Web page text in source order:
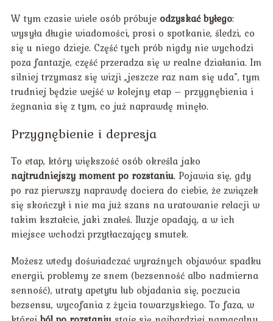
W tym czasie wiele osób próbuje odzyskać byłego:
wysyła długie wiadomości, prosi o spotkanie, śledzi, co
się u niego dzieje. Część tych prób nigdy nie wychodzi
poza fantazje, część przeradza się w realne działania. Im
silniej trzymasz się wizji „jeszcze raz nam się uda”, tym
trudniej będzie wejść w kolejny etap – przygnębienia i
żegnania się z tym, co już naprawdę minęło.
Przygnębienie i depresja
To etap, który większość osób określa jako
najtrudniejszy moment po rozstaniu. Pojawia się, gdy
po raz pierwszy naprawdę dociera do ciebie, że związek
się skończył i nie ma już szans na uratowanie relacji w
takim kształcie, jaki znałeś. Iluzje opadają, a w ich
miejsce wchodzi przytłaczający smutek.
Możesz wtedy doświadczać wyraźnych objawów: spadku
energii, problemy ze snem (bezsenność albo nadmierna
senność), utraty apetytu lub objadania się, poczucia
bezsensu, wycofania z życia towarzyskiego. To faza, w